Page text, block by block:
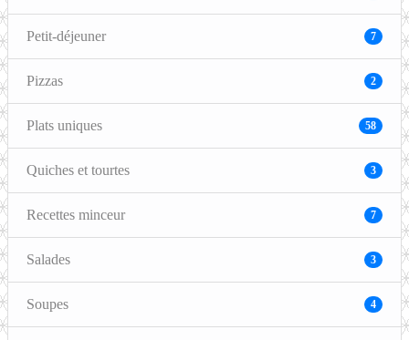
Petit-déjeuner 7
Pizzas 2
Plats uniques 58
Quiches et tourtes 3
Recettes minceur 7
Salades 3
Soupes 4